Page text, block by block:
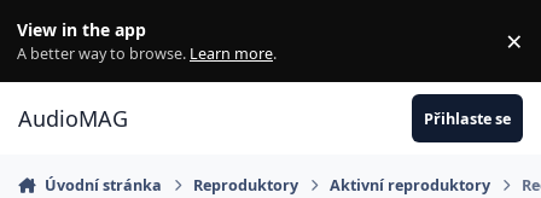
View in the app
A better way to browse. Learn more. ×
AudioMAG Přihlaste se
Úvodní stránka Reproduktory Aktivní reproduktory